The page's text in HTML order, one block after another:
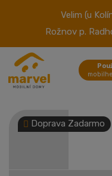
Velim (u
Rožnov p.
Doprava Zadarmo